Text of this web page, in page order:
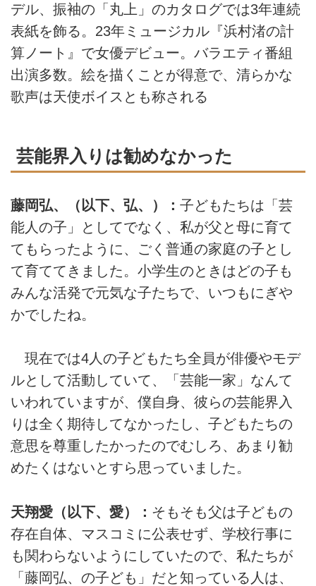
デル、振袖の「丸上」のカタログでは3年連続
表紙を飾る。23年ミュージカル『浜村渚の計
算ノート』で女優デビュー。バラエティ番組
出演多数。絵を描くことが得意で、清らかな
歌声は天使ボイスとも称される
芸能界入りは勧めなかった
藤岡弘、（以下、弘、）： 子どもたちは「芸
能人の子」としてでなく、私が父と母に育て
てもらったように、ごく普通の家庭の子とし
て育ててきました。小学生のときはどの子も
みんな活発で元気な子たちで、いつもにぎや
かでしたね。
現在では4人の子どもたち全員が俳優やモデ
ルとして活動していて、「芸能一家」なんて
いわれていますが、僕自身、彼らの芸能界入
りは全く期待してなかったし、子どもたちの
意思を尊重したかったのでむしろ、あまり勧
めたくはないとすら思っていました。
天翔愛（以下、愛）： そもそも父は子どもの
存在自体、マスコミに公表せず、学校行事に
も関わらないようにしていたので、私たちが
「藤岡弘、の子ども」だと知っている人は、